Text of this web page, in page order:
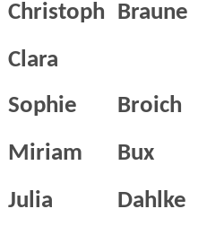
Christoph Braune
Clara
Sophie
Broich
Miriam
Bux
Julia
Dahlke